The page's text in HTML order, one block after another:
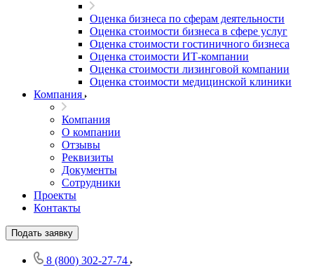
Оценка бизнеса по сферам деятельности
Оценка стоимости бизнеса в сфере услуг
Оценка стоимости гостиничного бизнеса
Оценка стоимости ИТ-компании
Оценка стоимости лизинговой компании
Оценка стоимости медицинской клиники
Компания
Компания
О компании
Отзывы
Реквизиты
Документы
Сотрудники
Проекты
Контакты
Подать заявку
8 (800) 302-27-74